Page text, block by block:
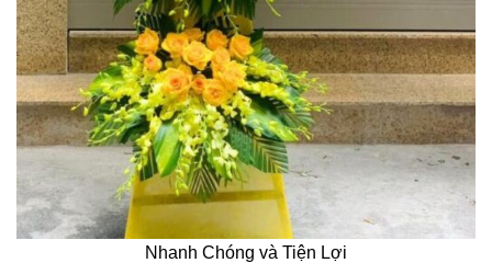
Nhanh Chóng và Tiện Lợi